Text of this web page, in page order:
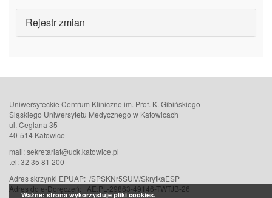
Rejestr zmian
Uniwersyteckie Centrum Kliniczne im. Prof. K. Gibińskiego
Śląskiego Uniwersytetu Medycznego w Katowicach
ul. Ceglana 35
40-514 Katowice
mail: sekretariat@uck.katowice.pl
tel: 32 35 81 200
Adres skrzynki EPUAP: /SPSKNr5SUM/SkrytkaESP
Adres do e-Doręczeń: AE:PL-29863-49146-TWTJB-26
Ważne: strona wykorzystuje pliki cookies.